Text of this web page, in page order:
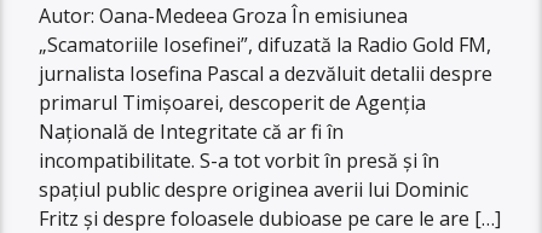
Autor: Oana-Medeea Groza În emisiunea
„Scamatoriile Iosefinei”, difuzată la Radio Gold FM,
jurnalista Iosefina Pascal a dezvăluit detalii despre
primarul Timișoarei, descoperit de Agenția
Națională de Integritate că ar fi în
incompatibilitate. S-a tot vorbit în presă și în
spațiul public despre originea averii lui Dominic
Fritz și despre foloasele dubioase pe care le are […]